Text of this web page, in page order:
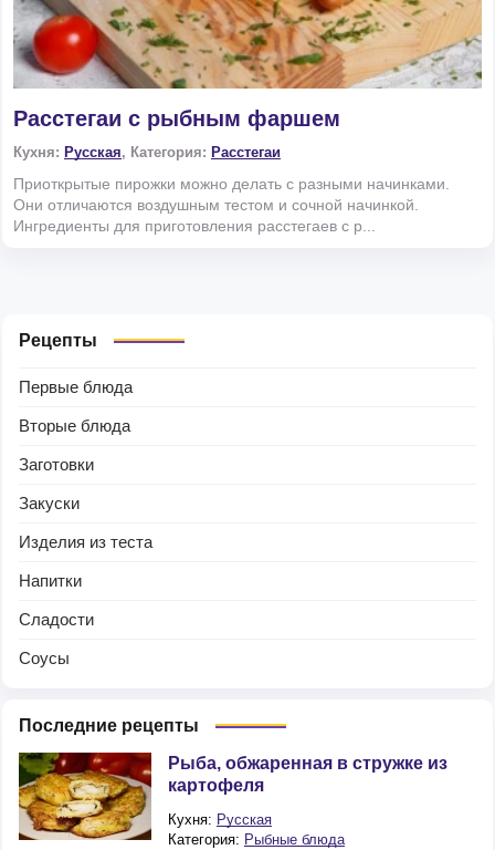
Расстегаи с рыбным фаршем
Кухня: Русская, Категория: Расстегаи
Приоткрытые пирожки можно делать с разными начинками.
Они отличаются воздушным тестом и сочной начинкой.
Ингредиенты для приготовления расстегаев с р...
Рецепты
Первые блюда
Вторые блюда
Заготовки
Закуски
Изделия из теста
Напитки
Сладости
Соусы
Последние рецепты
Рыба, обжаренная в стружке из
картофеля
Кухня: Русская
Категория: Рыбные блюда